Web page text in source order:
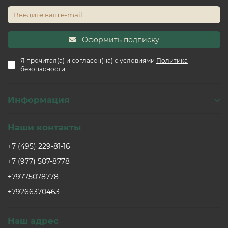
нотки роскоши в любой интерьер, будь то
классический или современный, и будет радовать вас
своей красотой и безупречным состоянием долгие
годы.
Оформить подписку
Я прочитал(а) и согласен(на) с условиями Политика
безопасности
Информация
Наши контакты
+7 (495) 229-81-16
+7 (977) 507-8778
+79775078778
+79266370463
Наш адрес